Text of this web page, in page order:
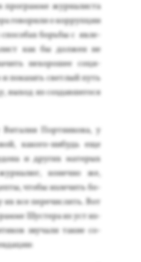
прог­рамме жур­на­лис­та
го­вори­ли о кор­рупции
борь­бы с яв­ле­
как бы дол­жен не
не­хоро­шее со­ци­
и по­казать свет­лый путь
вы­ход из соз­давше­гося
Пор­тни­кова, у
ка­кого-ни­будь еще
и дру­гих ма­терых
ко­неч­но же,
что­бы из­ле­чить бо­
их все пе­речис­лять. Вот
Шус­те­ра из уст из­
зву­чали та­кие со­